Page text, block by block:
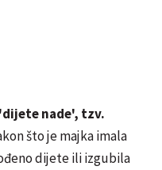
'dijete nade', tzv.
što je majka imala
dijete ili izgubila